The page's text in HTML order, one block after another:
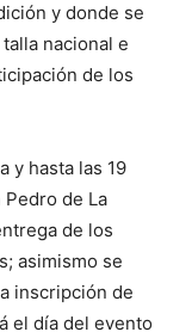
y donde se
nacional e
de los
y hasta las 19
Pedro de La
de los
asimismo se
inscripción de
el día del evento